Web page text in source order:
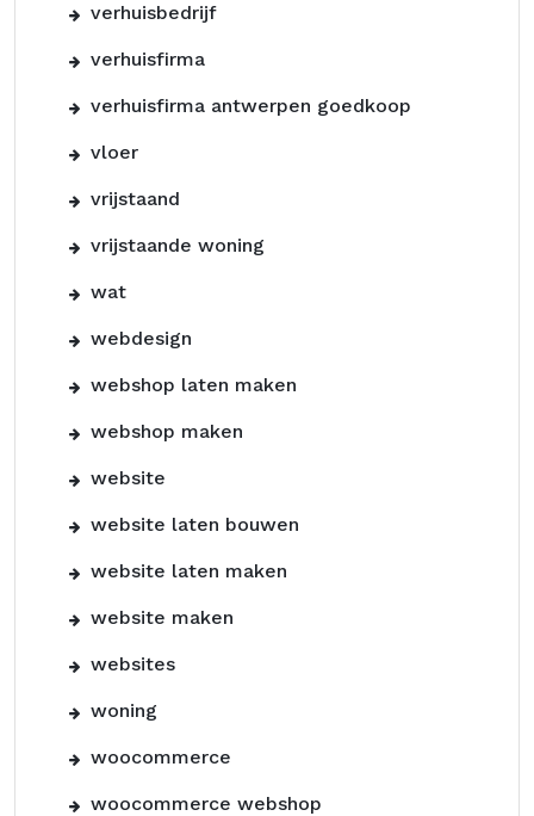
verhuisbedrijf
verhuisfirma
verhuisfirma antwerpen goedkoop
vloer
vrijstaand
vrijstaande woning
wat
webdesign
webshop laten maken
webshop maken
website
website laten bouwen
website laten maken
website maken
websites
woning
woocommerce
woocommerce webshop